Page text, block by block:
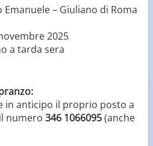
– Giuliano di Roma
2025
a tarda sera
in anticipo il proprio posto a
numero 346 1066095(anche